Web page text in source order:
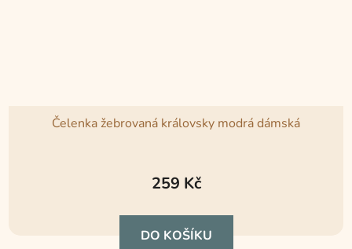
Čelenka žebrovaná královsky modrá dámská
259 Kč
DO KOŠÍKU